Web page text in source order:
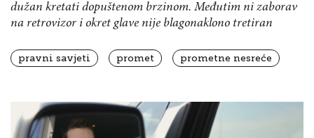
dužan kretati dopuštenom brzinom. Međutim ni zaborav
na retrovizor i okret glave nije blagonaklono tretiran
pravni savjeti promet prometne nesreće